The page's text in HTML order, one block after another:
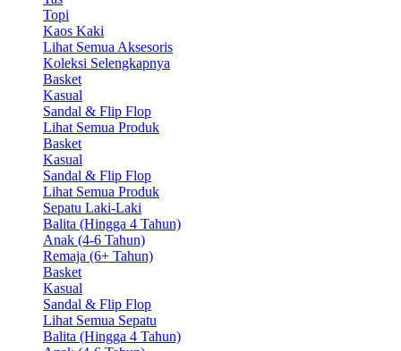
Topi
Kaos Kaki
Lihat Semua Aksesoris
Koleksi Selengkapnya
Basket
Kasual
Sandal & Flip Flop
Lihat Semua Produk
Basket
Kasual
Sandal & Flip Flop
Lihat Semua Produk
Sepatu Laki-Laki
Balita (Hingga 4 Tahun)
Anak (4-6 Tahun)
Remaja (6+ Tahun)
Basket
Kasual
Sandal & Flip Flop
Lihat Semua Sepatu
Balita (Hingga 4 Tahun)